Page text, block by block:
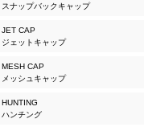
スナップバックキャップ
JET CAP
ジェットキャップ
MESH CAP
メッシュキャップ
HUNTING
ハンチング